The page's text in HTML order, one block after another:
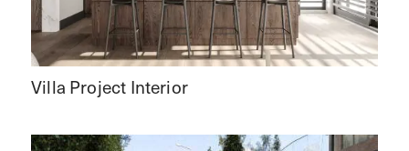
Villa Project Interior